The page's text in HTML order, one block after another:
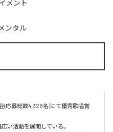
メント
ンタル
(応募総数4,328名)にて優秀歌唱賞
い活動を展開している。